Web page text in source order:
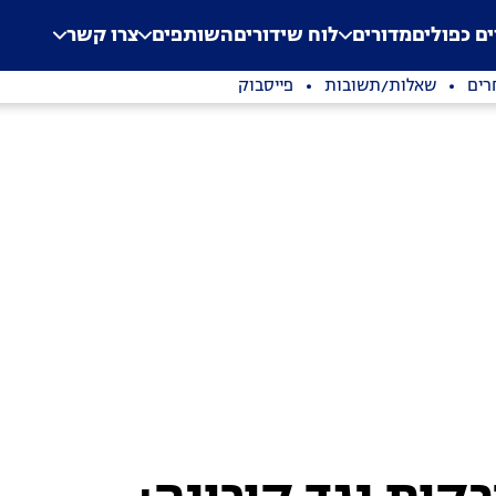
Application error: a
. כפוליםמדורים לוח שידוריםהשותפים צרו קשר
שאלות/תשובות פייסבוק